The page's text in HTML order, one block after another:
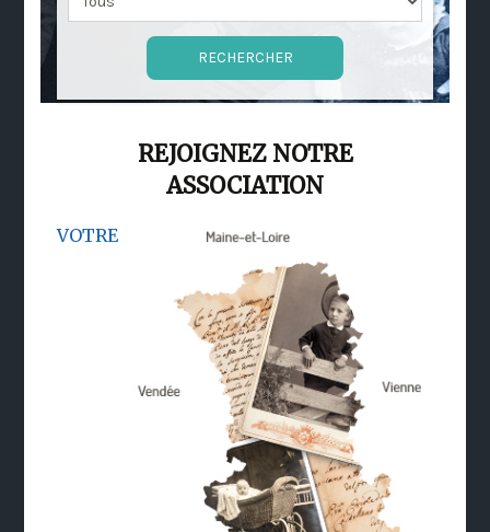
REJOIGNEZ NOTRE
ASSOCIATION
VOTRE